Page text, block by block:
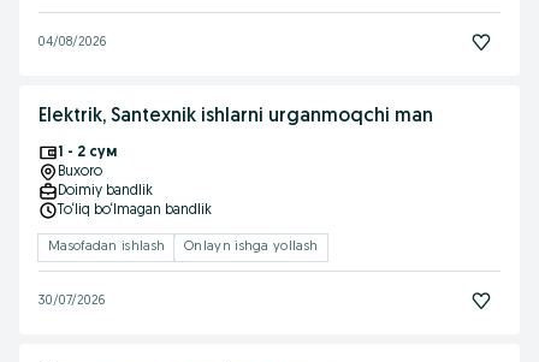
04/08/2026
Elektrik, Santexnik ishlarni urganmoqchi man
1 - 2 сум
Buxoro
Doimiy bandlik
To‘liq bo‘lmagan bandlik
Masofadan ishlash Onlayn ishga yollash
30/07/2026